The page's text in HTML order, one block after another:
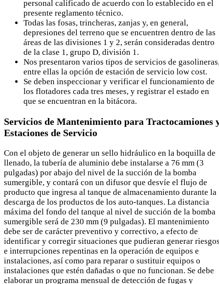
personal calificado de acuerdo con lo establecido en el
presente reglamento técnico.
Todas las fosas, trincheras, zanjas y, en general,
depresiones del terreno que se encuentren dentro de las
áreas de las divisiones 1 y 2, serán consideradas dentro
de la clase 1, grupo D, división 1.
Nos presentaron varios tipos de servicios de
entre ellas la opción de estación de servicio low cost.
Se deben inspeccionar y verificar el funcionamiento de
los flotadores cada tres meses, y registrar el estado en
que se encuentran en la bitácora.
Servicios de Mantenimiento para Tractocamiones
Estaciones de Servicio
Con el objeto de generar un sello hidráulico en la boquilla de
llenado, la tubería de aluminio debe instalarse a 76 mm (3
pulgadas) por abajo del nivel de la succión de la bomba
sumergible, y contará con un difusor que desvíe el flujo de
producto que ingresa al tanque de almacenamiento durante la
descarga de los productos de los auto-tanques. La distancia
máxima del fondo del tanque al nivel de succión de la bomba
sumergible será de 230 mm (9 pulgadas). El mantenimiento
debe ser de carácter preventivo y correctivo, a efecto de
identificar y corregir situaciones que pudieran generar
e interrupciones repentinas en la operación de equipos e
instalaciones, así como para reparar o sustituir equipos o
instalaciones que estén dañadas o que no funcionan. Se debe
elaborar un programa mensual de detección de fugas y